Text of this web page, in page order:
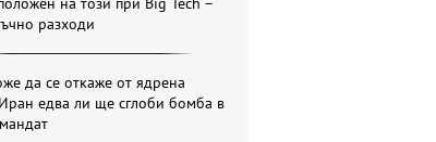
разходи
да се откаже от ядрена
едва ли ще сглоби бомба в